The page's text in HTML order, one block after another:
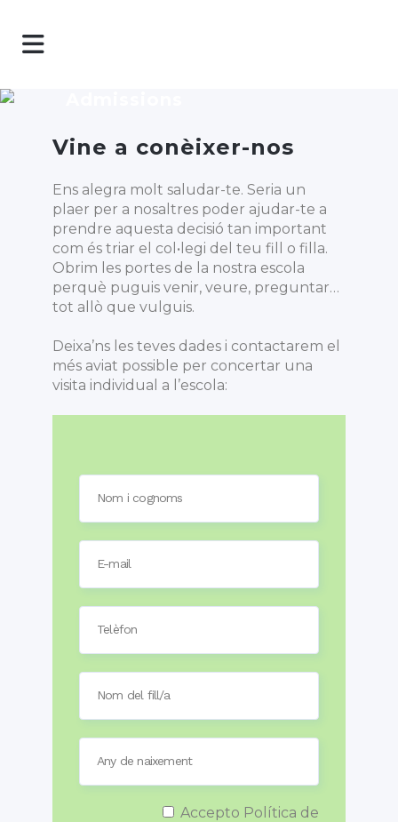
Vine a conèixer-nos
Ens alegra molt saludar-te. Seria un
plaer per a nosaltres poder ajudar-te a
prendre aquesta decisió tan important
com és triar el col•legi del teu fill o filla.
Obrim les portes de la nostra escola
perquè puguis venir, veure, preguntar…
tot allò que vulguis.
Deixa’ns les teves dades i contactarem el
més aviat possible per concertar una
visita individual a l’escola:
Accepto Política de